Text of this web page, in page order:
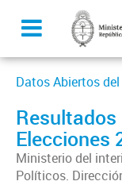
Datos Abiertos
Elecciones
Ministerio del
Políticos.